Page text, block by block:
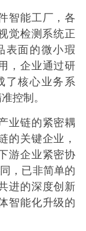
能工厂，各
觉检测系统正
表面的微小瑕
，企业通过研
了核心业务系
控制。
链的紧密耦
的关键企业，
游企业紧密协
，已非简单的
进的深度创新
智能化升级的